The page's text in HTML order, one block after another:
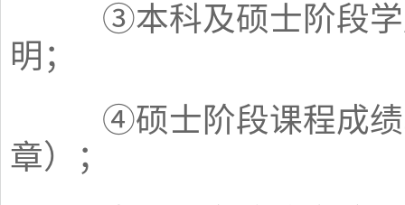
③本科及硕士阶段学
明；
④硕士阶段课程成绩
章）；